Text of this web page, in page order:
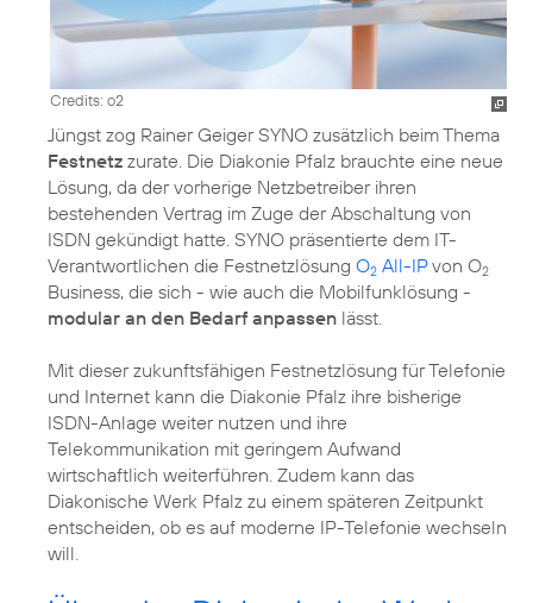
Credits: o2
Jüngst zog Rainer Geiger SYNO zusätzlich beim Thema
Festnetz zurate. Die Diakonie Pfalz brauchte eine neue
Lösung, da der vorherige Netzbetreiber ihren
bestehenden Vertrag im Zuge der Abschaltung von
ISDN gekündigt hatte. SYNO präsentierte dem IT-
Verantwortlichen die Festnetzlösung O2 All-IPvon O2
Business, die sich - wie auch die Mobilfunklösung -
modular an den Bedarf anpassen lässt.
Mit dieser zukunftsfähigen Festnetzlösung für Telefonie
und Internet kann die Diakonie Pfalz ihre bisherige
ISDN-Anlage weiter nutzen und ihre
Telekommunikation mit geringem Aufwand
wirtschaftlich weiterführen. Zudem kann das
Diakonische Werk Pfalz zu einem späteren Zeitpunkt
entscheiden, ob es auf moderne IP-Telefonie wechseln
will.